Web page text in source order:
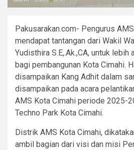
Pakusarakan.com- Pengurus
mendapat tantangan dari Wakil
Yudisthira S.E,.Ak.,CA, untuk
bagi pembangunan Kota Cimahi.
disampaikan Kang Adhit dalam
disampaikan pada acara
AMS Kota Cimahi periode 2025-
Techno Park Kota Cimahi.
Distrik AMS Kota Cimahi,
ambil bagian dari visi dan misi